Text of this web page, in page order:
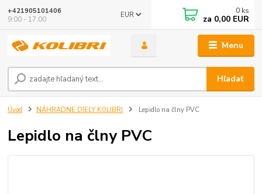
Menu
EUR
Hľadať
+421905101406
9:00 - 17:00
0 ks
za 0,00 EUR
Úvod NÁHRADNE DIELY KOLIBRI Lepidlo na člny PVC
Lepidlo na člny PVC